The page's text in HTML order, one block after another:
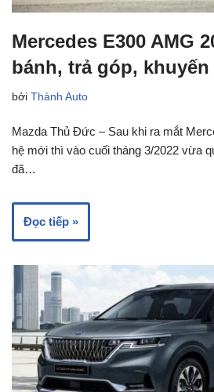
Mercedes E300 AMG
bánh, trả góp,
bởi Thành Auto
Mazda Thủ Đức – Sau khi ra mắt
hệ mới thì vào cuối tháng 3/2022 vừa
đã…
Đọc tiếp »